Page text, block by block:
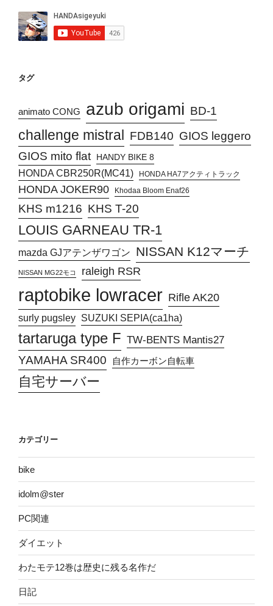
タグ
animato CONG azub origami BD-1
challenge mistral FDB140 GIOS leggero
GIOS mito flat
HANDY BIKE 8
HONDA CBR250R(MC41) HONDA HA7アクティトラック
HONDA JOKER90 Khodaa Bloom Enaf26
KHS m1216 KHS T-20
LOUIS GARNEAU TR-1
mazda GJアテンザワゴン NISSAN K12マーチ
NISSAN MG22モコ raleigh RSR
raptobike lowracer Rifle AK20
surly pugsley SUZUKI SEPIA(ca1ha)
tartaruga type F TW-BENTS Mantis27
YAMAHA SR400 自作カーボン自転車
自宅サーバー
カテゴリー
bike
idolm@ster
PC関連
ダイエット
わたモテ12巻は歴史に残る名作だ
日記